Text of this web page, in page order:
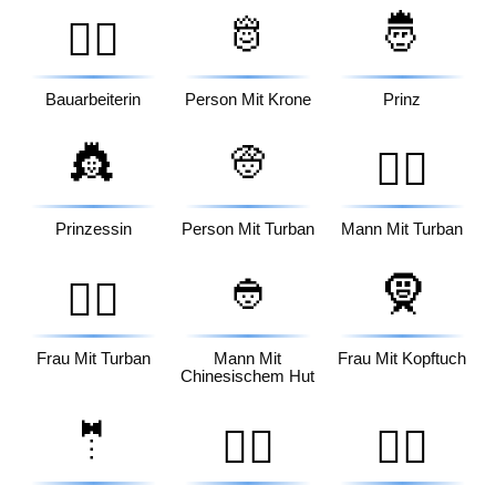
👷‍♀️
Bauarbeiterin
🫅
Person Mit Krone
🤴
Prinz
👸
Prinzessin
👳
Person Mit Turban
👳‍♂️
Mann Mit Turban
👳‍♀️
Frau Mit Turban
👲
Mann Mit
Chinesischem Hut
🧕
Frau Mit Kopftuch
🤵 🤵‍♂️ 🤵‍♀️